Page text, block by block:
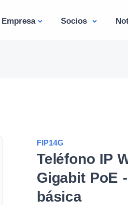
Empresa Socios
FIP14G
Teléfono IP
Gigabit PoE
básica